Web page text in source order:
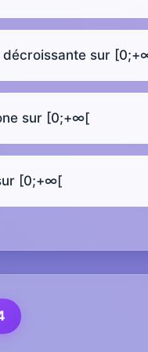
décroissante sur
sur [0;+∞[
[0;+∞[